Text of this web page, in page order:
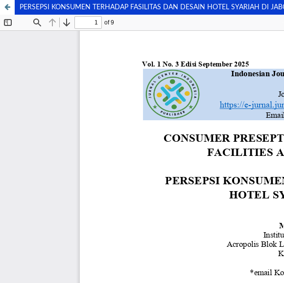
PERSEPSI KONSUMEN TERHADAP FASILITAS DAN DESAIN HOTEL SYARIAH DI